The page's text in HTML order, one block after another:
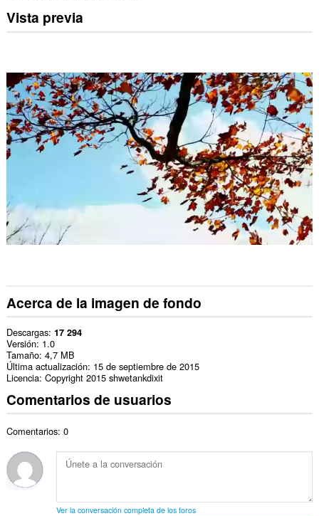
Vista previa
Acerca de la imagen de fondo
Descargas 17 294
Versión 1.0
Tamaño 4,7 MB
Última actualización 15 de septiembre de 2015
Licencia Copyright 2015 shwetankdixit
Comentarios de usuarios
Comentarios: 0
Ver la conversación completa de los foros